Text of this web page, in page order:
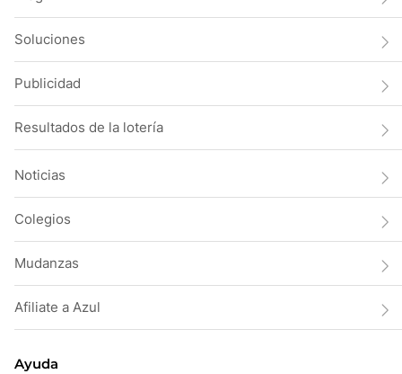
Soluciones
Publicidad
Resultados de la lotería
Noticias
Colegios
Mudanzas
Afiliate a Azul
Ayuda